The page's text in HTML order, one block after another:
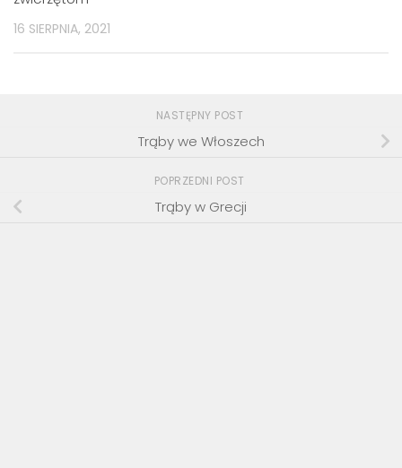
16 SIERPNIA, 2021
NASTĘPNY POST
Trąby we Włoszech
POPRZEDNI POST
Trąby w Grecji